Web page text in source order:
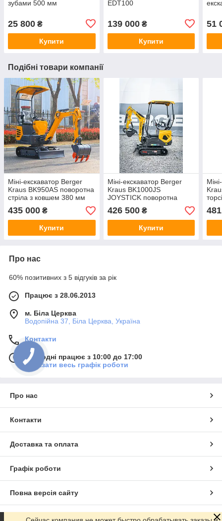
зубами 500 мм
25 800 ₴
Купити
EDT100
139 000₴
Купити
51
Подібні товари компанії
Міні-екскаватор Berger
Kraus BK950AS поворотна
стріла з ковшем 380 мм
435 000 ₴
Купити
Міні-екскаватор Berger
Kraus BK1000JS
JOYSTICK поворотна
стріла з ковшем 380 мм
426 500₴
Купити
та
Про нас
60% позитивних з 5 відгуків за рік
Працює з 28.06.2013
м. Біла Церква
Водопійна 37, Біла Церква, Україна
Контакти
Сьогодні працює з 10:00 до 17:00
Показати весь графік роботи
Про нас
Контакти
Доставка та оплата
Графік роботи
Повна версія сайту
Сайт створено на маркетплейсі Prom.ua